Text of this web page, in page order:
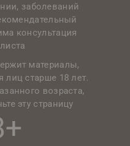
заболеваний
консультация
материалы,
лиц старше 18 лет.
возраста,
эту страницу